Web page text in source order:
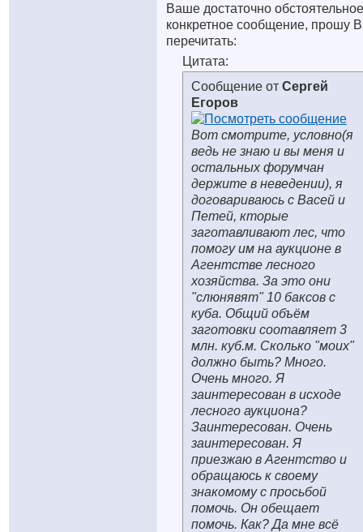
Ваше достаточно
конкретное сообщение, прошу
перечитать:
Цитата:
Сообщение от Сергей
Егоров
Вот смотрите, условно(я
ведь не знаю и вы меня и
остальных форумчан
держите в неведении), я
договариваюсь с Васей и
Петей, кторые
заготавливают лес, что
помогу им на аукционе в
Агентстве лесного
хозяйства. За это они
"слюнявят" 10 баксов с
куба. Общий объём
заготовки соотавляет 3
млн. куб.м. Сколько "моих"
должно быть? Много.
Очень много. Я
заинтересован в исходе
лесного аукциона?
Заинтересован. Очень
заинтересован. Я
приезжаю в Агентство и
обращаюсь к своему
знакомому с просьбой
помочь. Он обещает
помочь. Как? Да мне всё